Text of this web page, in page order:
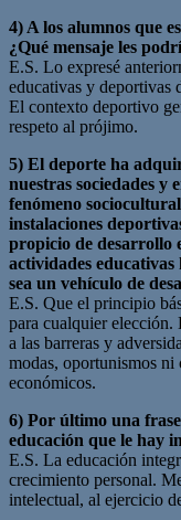
4) A los alumnos que
¿Qué mensaje les
E.S. Lo expresé
educativas y deportivas
El contexto deportivo
respeto al prójimo.
5) El deporte ha
nuestras sociedades y
fenómeno
instalaciones
propicio de desarrollo
actividades
sea un vehículo de
E.S. Que el principio
para cualquier elección.
a las barreras y
modas, oportunismos ni
económicos.
6) Por último una
educación que le hay
E.S. La educación
crecimiento personal.
intelectual, al ejercicio